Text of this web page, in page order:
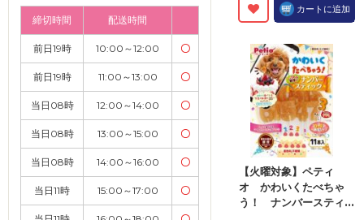
締切時間 配送時間
前日19時 10:00～12:00 〇
前日19時 11:00～13:00 〇
当日08時 12:00～14:00 〇
当日08時 13:00～15:00 〇
当日08時 14:00～16:00 〇
当日11時 15:00～17:00 〇
カートに追加
【火曜対象】ペティ
オ かわいくたべちゃ
う！ ナンバースティ...